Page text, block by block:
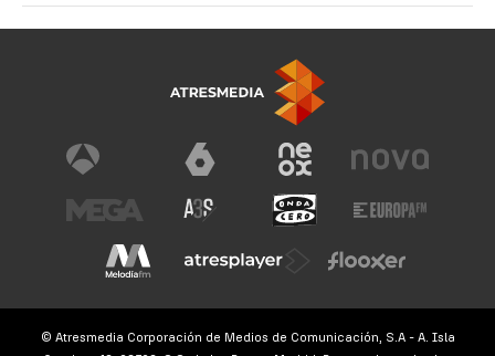
© Atresmedia Corporación de Medios de Comunicación, S.A - A. Isla